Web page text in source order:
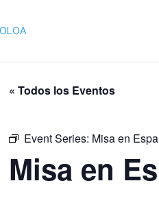
« Todos los Eventos
Event Series: Misa en
Misa en